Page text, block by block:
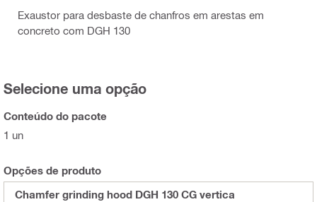
Exaustor para desbaste de chanfros em arestas em
concreto com DGH 130
Selecione uma opção
Conteúdo do pacote
1 un
Opções de produto
Chamfer grinding hood DGH 130 CG vertica